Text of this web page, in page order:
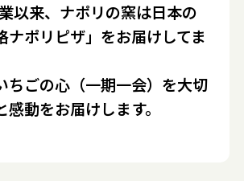
以来、ナポリの窯は日本の
ナポリピザ」をお届けしてま
ちごの心（一期一会）を大切
動をお届けします。